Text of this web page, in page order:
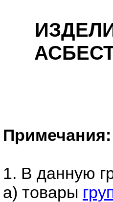
Примечания:
1. В данную
а) товары